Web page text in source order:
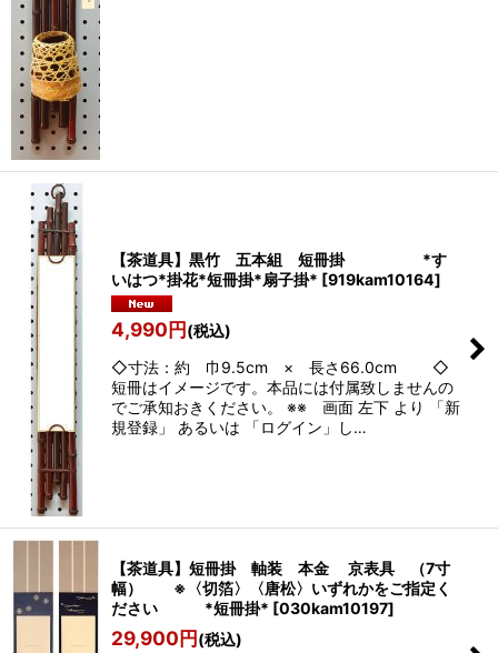
【茶道具】黒竹 五本組 短冊掛 *す
いはつ*掛花*短冊掛*扇子掛* [919kam10164]
4,990円(税込)
◇寸法：約 巾9.5cm × 長さ66.0cm ◇
短冊はイメージです。本品には付属致しませんの
でご承知おきください。 ※※ 画面 左下 より 「新
規登録」 あるいは 「ログイン」し…
【茶道具】短冊掛 軸装 本金 京表具 （7寸
幅） ※〈切箔〉〈唐松〉いずれかをご指定く
ださい *短冊掛* [030kam10197]
29,900円(税込)